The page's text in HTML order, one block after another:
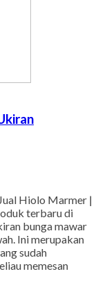
Hiolo Marmer |
terbaru di
bunga mawar
Ini merupakan
sudah
memesan